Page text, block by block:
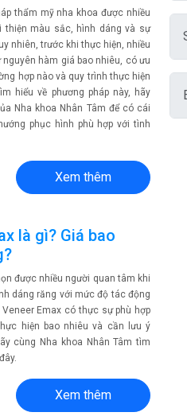
thẩm mỹ nha khoa được nhiều
thiện màu sắc, hình dáng và sự
nhiên, trước khi thực hiện, nhiều
hàm giá bao nhiêu, có ưu
hợp nào và quy trình thực hiện
hiểu về phương pháp này, hãy
Nha khoa Nhân Tâm để có cái
phục hình phù hợp với tình
Xem thêm
là gì? Giá bao
được nhiều người quan tâm khi
dáng răng với mức độ tác động
Emax có thực sự phù hợp
hiện bao nhiêu và cần lưu ý
cùng Nha khoa Nhân Tâm tìm
Xem thêm